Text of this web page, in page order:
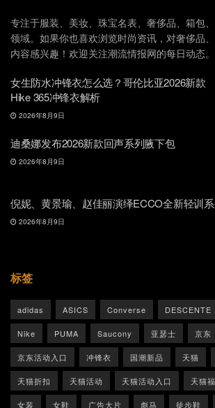
专注于服装、美妆、珠宝名表、奢侈品、箱包
领域。如果你也喜欢浏览时尚资讯，对奢侈品
内容感兴趣！欢迎关注潮流情报网的每日动态。
女生防水冲锋衣怎么选？哥伦比亚2026新款
Hike 365冲锋衣解析
2026年8月9日
迪桑娜发布2026新款回声系列腋下包
2026年8月9日
倪妮、黄景瑜、赵佳丽演绎ECCO全新轻训
2026年8月9日
标签
adidas ASICS Converse DESCENTE
Nike PUMA Saucony 亚瑟士 京东
京东活动入口 冲锋衣 国潮新品 天猫
天猫折扣 天猫活动 天猫活动入口 天猫
女装 女鞋 广告大片 彪马 徒步鞋